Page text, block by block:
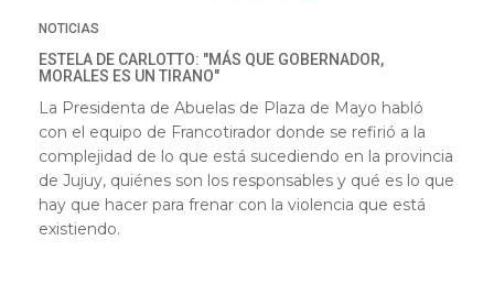
NOTICIAS
ESTELA DE CARLOTTO: "MÁS QUE GOBERNADOR,
MORALES ES UN TIRANO"
La Presidenta de Abuelas de Plaza de Mayo habló
con el equipo de Francotirador donde se refirió a la
complejidad de lo que está sucediendo en la provincia
de Jujuy, quiénes son los responsables y qué es lo que
hay que hacer para frenar con la violencia que está
existiendo.